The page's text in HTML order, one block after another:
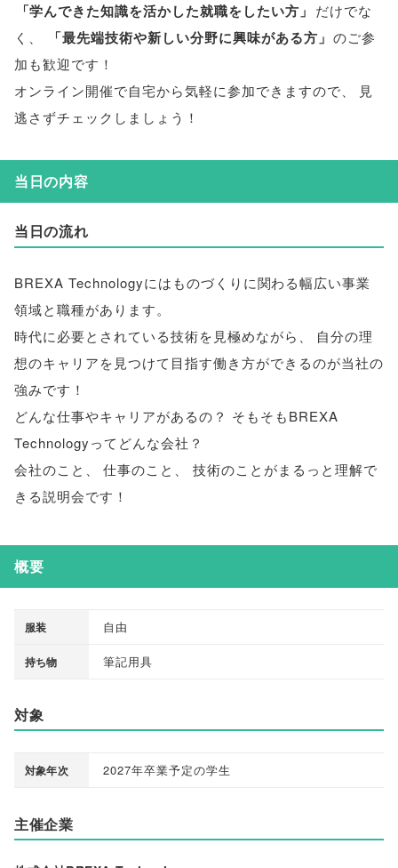
「学んできた知識を活かした就職をしたい方 」 だけでな
く 、 「最先端技術や新しい分野に興味がある方 」 のご参
加も歓迎です！
オンライン開催で自宅から気軽に参加できますので、
見
逃さずチェックしましょう！
当日の内容
当日の流れ
BREXA Technologyにはものづくりに関わる幅広い事業
領域と職種があります。
時代に必要とされている技術を見極めながら
自分の理
想のキャリアを見つけて目指す働き方ができるのが当社の
強みです！
どんな仕事やキャリアがあるの？ そもそもBREXA
Technologyってどんな会社？
会社のこと
仕事のこと
技術のことがまるっと理解で
きる説明会です！
概要
服装 自由
持ち物 筆記用具
対象
対象年次 2027年卒業予定の学生
主催企業